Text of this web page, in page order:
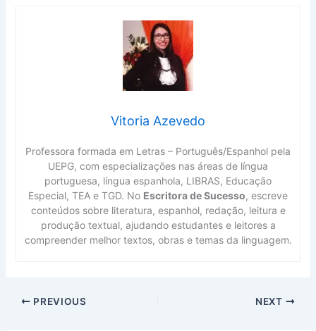
Vitoria Azevedo
Professora formada em Letras – Português/Espanhol pela
UEPG, com especializações nas áreas de língua
portuguesa, língua espanhola, LIBRAS, Educação
Especial, TEA e TGD. No Escritora de Sucesso, escreve
conteúdos sobre literatura, espanhol, redação, leitura e
produção textual, ajudando estudantes e leitores a
compreender melhor textos, obras e temas da linguagem.
PREVIOUS NEXT